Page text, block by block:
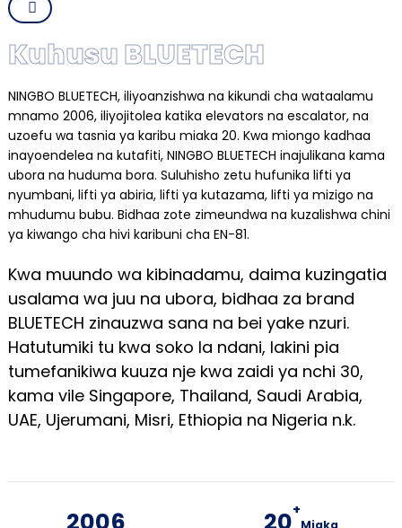
Kuhusu BLUETECH
NINGBO BLUETECH, iliyoanzishwa na kikundi cha wataalamu
mnamo 2006, iliyojitolea katika elevators na escalator, na
uzoefu wa tasnia ya karibu miaka 20. Kwa miongo kadhaa
inayoendelea na kutafiti, NINGBO BLUETECH inajulikana kama
ubora na huduma bora. Suluhisho zetu hufunika lifti ya
nyumbani, lifti ya abiria, lifti ya kutazama, lifti ya mizigo na
mhudumu bubu. Bidhaa zote zimeundwa na kuzalishwa chini
ya kiwango cha hivi karibuni cha EN-81.
Kwa muundo wa kibinadamu, daima kuzingatia
usalama wa juu na ubora, bidhaa za brand
BLUETECH zinauzwa sana na bei yake nzuri.
Hatutumiki tu kwa soko la ndani, lakini pia
tumefanikiwa kuuza nje kwa zaidi ya nchi 30,
kama vile Singapore, Thailand, Saudi Arabia,
UAE, Ujerumani, Misri, Ethiopia na Nigeria n.k.
+
Miaka